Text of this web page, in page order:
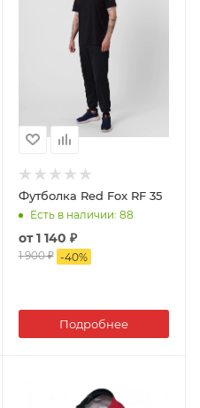
Футболка Red Fox RF 35
Есть в наличии: 88
от1 140 ₽
1 900 ₽ -40%
Подробнее